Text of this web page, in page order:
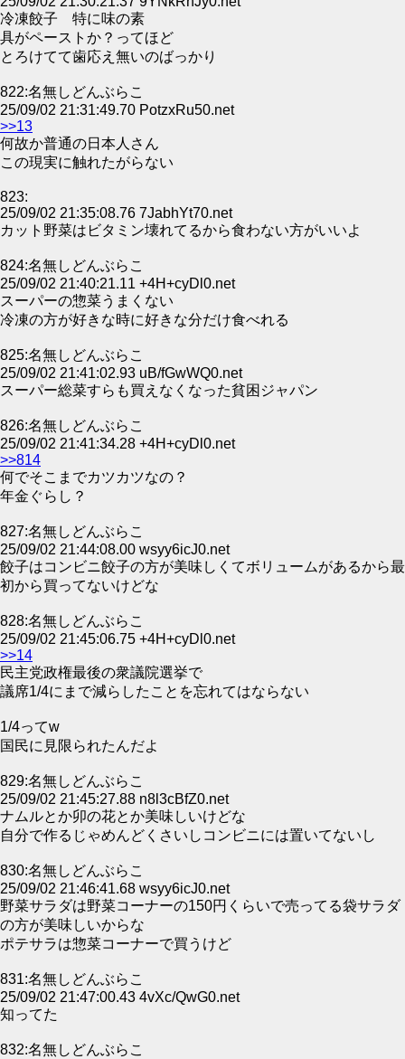
冷凍餃子 特に味の素
具がペーストか？ってほど
とろけてて歯応え無いのばっかり
822:名無しどんぶらこ
25/09/02 21:31:49.70 PotzxRu50.net
>>13
何故か普通の日本人さん
この現実に触れたがらない
823:
25/09/02 21:35:08.76 7JabhYt70.net
カット野菜はビタミン壊れてるから食わない方がいいよ
824:名無しどんぶらこ
25/09/02 21:40:21.11 +4H+cyDl0.net
スーパーの惣菜うまくない
冷凍の方が好きな時に好きな分だけ食べれる
825:名無しどんぶらこ
25/09/02 21:41:02.93 uB/fGwWQ0.net
スーパー総菜すらも買えなくなった貧困ジャパン
826:名無しどんぶらこ
25/09/02 21:41:34.28 +4H+cyDl0.net
>>814
何でそこまでカツカツなの？
年金ぐらし？
827:名無しどんぶらこ
25/09/02 21:44:08.00 wsyy6icJ0.net
餃子はコンビニ餃子の方が美味しくてボリュームがあるから最
初から買ってないけどな
828:名無しどんぶらこ
25/09/02 21:45:06.75 +4H+cyDl0.net
>>14
民主党政権最後の衆議院選挙で
議席1/4にまで減らしたことを忘れてはならない
1/4ってw
国民に見限られたんだよ
829:名無しどんぶらこ
25/09/02 21:45:27.88 n8l3cBfZ0.net
ナムルとか卯の花とか美味しいけどな
自分で作るじゃめんどくさいしコンビニには置いてないし
830:名無しどんぶらこ
25/09/02 21:46:41.68 wsyy6icJ0.net
野菜サラダは野菜コーナーの150円くらいで売ってる袋サラダ
の方が美味しいからな
ポテサラは惣菜コーナーで買うけど
831:名無しどんぶらこ
25/09/02 21:47:00.43 4vXc/QwG0.net
知ってた
832:名無しどんぶらこ